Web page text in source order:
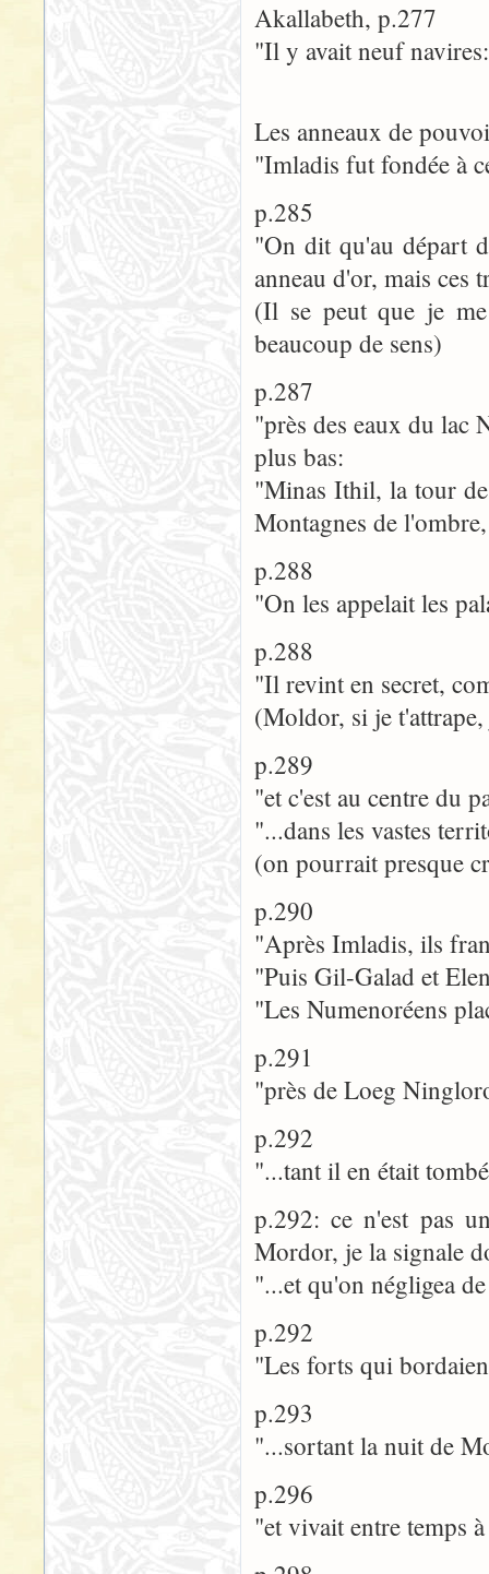
Akallabeth, p.277
"Il y avait neuf
Les anneaux de
"Imladis fut fondée à
p.285
"On dit qu'au départ
anneau d'or, mais
(Il se peut que je
beaucoup de sens)
p.287
"près des eaux du lac
plus bas:
"Minas Ithil, la tour
Montagnes de
p.288
"On les appelait les
p.288
"Il revint en secret,
(Moldor, si je
p.289
"et c'est au centre du
"...dans les vastes
(on pourrait presque
p.290
"Après Imladis, ils
"Puis Gil-Galad et
"Les Numenoréens
p.291
"près de Loeg
p.292
"...tant il en était
p.292: ce n'est pas
Mordor, je la signale
"...et qu'on négligea
p.292
"Les forts qui
p.293
"...sortant la nuit de
p.296
"et vivait entre temps